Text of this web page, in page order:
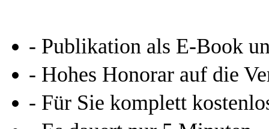
- Publikation als E-Book
- Hohes Honorar auf die
- Für Sie komplett